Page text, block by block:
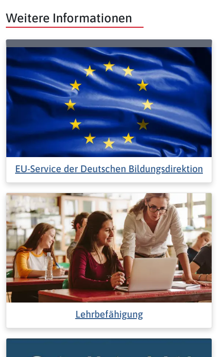
Weitere Informationen
EU-Service der Deutschen Bildungsdirektion
Lehrbefähigung